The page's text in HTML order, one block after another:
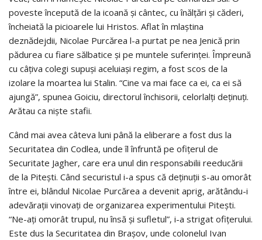
poveste începută de la icoană şi cântec, cu înălţări şi căderi,
încheiată la picioarele lui Hristos. Aflat în mlaştina
deznădejdii, Nicolae Purcărea l-a purtat pe nea Jenică prin
pădurea cu fiare sălbatice şi pe muntele suferinţei. Împreună
cu câţiva colegi supuşi aceluiaşi regim, a fost scos de la
izolare la moartea lui Stalin. “Cine va mai face ca ei, ca ei să
ajungă”, spunea Goiciu, directorul închisorii, celorlalţi deţinuţi.
Arătau ca nişte stafii.
Când mai avea câteva luni până la eliberare a fost dus la
Securitatea din Codlea, unde îl înfruntă pe ofiţerul de
Securitate Jagher, care era unul din responsabilii reeducării
de la Piteşti. Când securistul i-a spus că deţinuţii s-au omorât
între ei, blândul Nicolae Purcărea a devenit aprig, arătându-i
adevăraţii vinovaţi de organizarea experimentului Piteşti.
“Ne-aţi omorât trupul, nu însă şi sufletul”, i-a strigat ofiţerului.
Este dus la Securitatea din Braşov, unde colonelul Ivan